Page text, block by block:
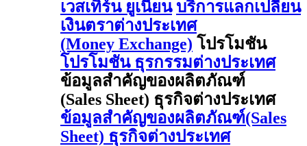
เวสเทิร์น ยูเนี่ยน บริการแลกเปลี่ยน
เงินตราต่างประเทศ
(Money Exchange) โปรโมชัน
โปรโมชัน ธุรกรรมต่างประเทศ
ข้อมูลสำคัญของผลิตภัณฑ์
(Sales Sheet) ธุรกิจต่างประเทศ
ข้อมูลสำคัญของผลิตภัณฑ์(Sales
Sheet) ธุรกิจต่างประเทศ